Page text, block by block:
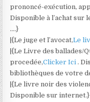
prononcé-exécution,
Disponible à l’achat sur
….}
|{Le juge et l’avocat,Le
|{Le Livre des ballades/
procedée,Clicker Ici.
bibliothèques de votre
|{Le livre noir des
Disponible sur internet.}